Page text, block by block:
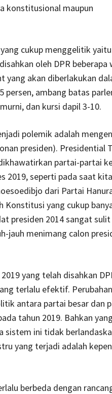
konstitusional maupun
cukup menggelitik
oleh DPR beberapa
yang akan diberlakukan
persen, ambang batas
dan kursi dapil 3-10.
polemik adalah
presiden). Presidential
partai-partai
2019, seperti pada saat
dari Partai
Konstitusi yang cukup
presiden 2014 sangat sulit
jauh menimang calon
yang telah disahkan
terlalu efektif.
antara partai besar dan
tahun 2019. Bahkan
sistem ini tidak
yang terjadi adalah
berbeda dengan